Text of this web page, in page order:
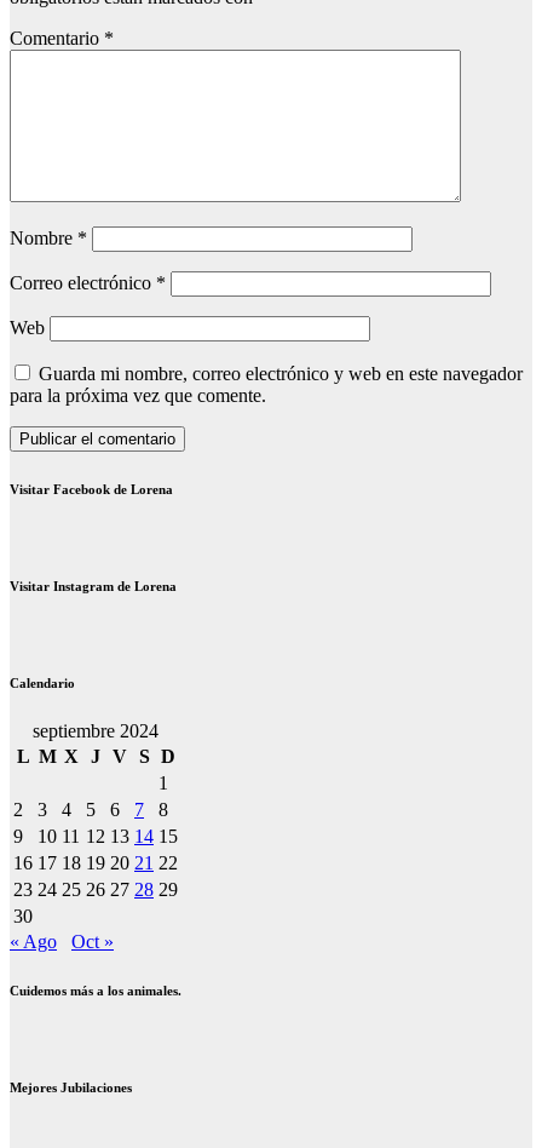
Comentario *
Nombre *
Correo electrónico *
Web
Guarda mi nombre, correo electrónico y web en este navegador
para la próxima vez que comente.
Visitar Facebook de Lorena
Visitar Instagram de Lorena
Calendario
septiembre 2024
L M X J V S D
1
2
3 4 5 6 7
8
9
10 11 12 13 14 15
16 17 18 19 20 21 22
23 24 25 26 27 28 29
30
« Ago
Oct »
Cuidemos más a los animales.
Mejores Jubilaciones